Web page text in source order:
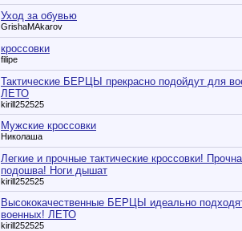
Уход за обувью
GrishaMAkarov
кроссовки
filipe
Тактические БЕРЦЫ прекрасно подойдут для
ЛЕТО
kirill252525
Мужские кроссовки
Николаша
Легкие и прочные тактические кроссовки!
подошва! Ноги дышат
kirill252525
Высококачественные БЕРЦЫ идеально
военных! ЛЕТО
kirill252525